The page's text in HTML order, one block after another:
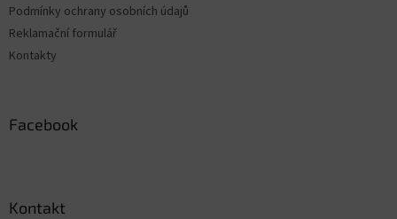
Podmínky ochrany osobních údajů
Reklamační formulář
Kontakty
Facebook
Kontakt